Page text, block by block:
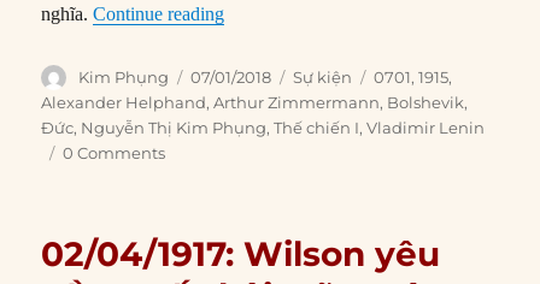
nghĩa.Continue reading“07/01/1915: Bolshevik tiếp cận Đại sứ
Author
Kim Phụng
Posted
on
07/01/2018 Categories
Sự kiện Tags
0701,1915,
Alexander Helphand,Arthur Zimmermann, Bolshevik,
Đức, Nguyễn Thị Kim Phụng,Thế chiến I,Vladimir Lenin
0 Comments
02/04/1917: Wilson yêu